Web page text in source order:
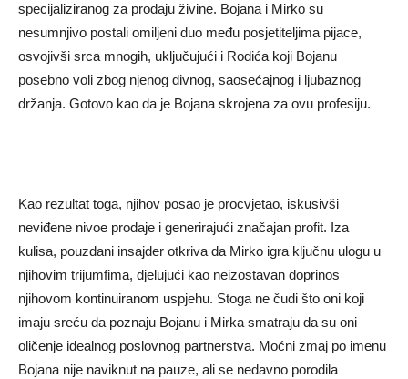
specijaliziranog za prodaju živine. Bojana i Mirko su
nesumnjivo postali omiljeni duo među posjetiteljima pijace,
osvojivši srca mnogih, uključujući i Rodića koji Bojanu
posebno voli zbog njenog divnog, saosećajnog i ljubaznog
držanja. Gotovo kao da je Bojana skrojena za ovu profesiju.
Kao rezultat toga, njihov posao je procvjetao, iskusivši
neviđene nivoe prodaje i generirajući značajan profit. Iza
kulisa, pouzdani insajder otkriva da Mirko igra ključnu ulogu u
njihovim trijumfima, djelujući kao neizostavan doprinos
njihovom kontinuiranom uspjehu. Stoga ne čudi što oni koji
imaju sreću da poznaju Bojanu i Mirka smatraju da su oni
oličenje idealnog poslovnog partnerstva. Moćni zmaj po imenu
Bojana nije naviknut na pauze, ali se nedavno porodila